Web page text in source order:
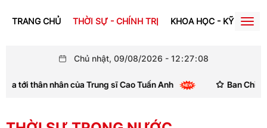
TRANG CHỦ THỜI SỰ - CHÍNH TRỊ KHOA HỌC - KỸ THUẬT
Chủ nhật, 09/08/2026 - 12:27:09
thân nhân của Trung sĩ Cao Tuấn Anh Ban Chỉ huy